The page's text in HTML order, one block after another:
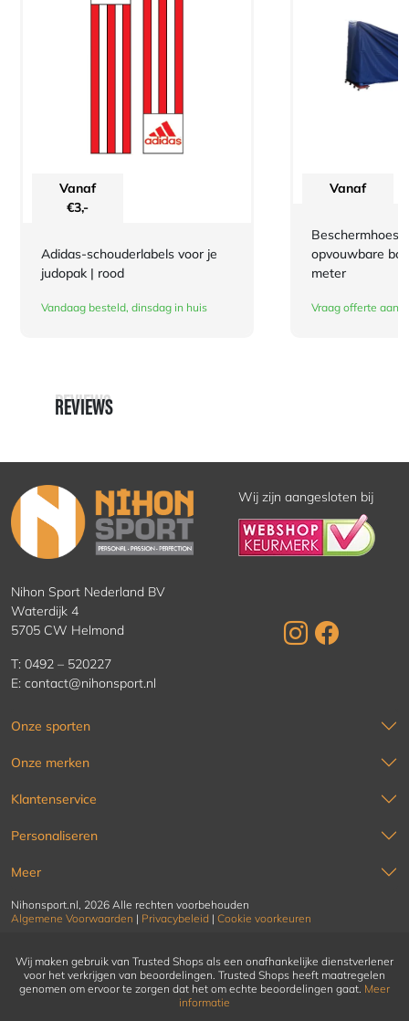
Vanaf
€3,-
Adidas-schouderlabels voor je
judopak | rood
Vandaag besteld, dinsdag in huis
Vanaf
Beschermhoes
opvouwbare
meter
Vraag offerte aan
REVIEWS
REVIEWS
Wij zijn aangesloten bij
Nihon Sport Nederland BV
Waterdijk 4
5705 CW Helmond
T: 0492 – 520227
E: contact@nihonsport.nl
Onze sporten
Onze merken
Klantenservice
Personaliseren
Meer
Nihonsport.nl, 2026 Alle rechten voorbehouden
Algemene Voorwaarden | Privacybeleid | Cookie voorkeuren
Wij maken gebruik van Trusted Shops als een onafhankelijke dienstverlener
voor het verkrijgen van beoordelingen. Trusted Shops heeft maatregelen
genomen om ervoor te zorgen dat het om echte beoordelingen gaat. Meer
informatie